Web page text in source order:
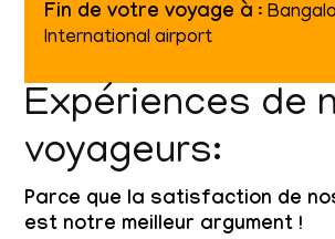
Fin de votre voyage à :
International airport
Expériences de
voyageurs:
Parce que la satisfaction de
est notre meilleur argument !